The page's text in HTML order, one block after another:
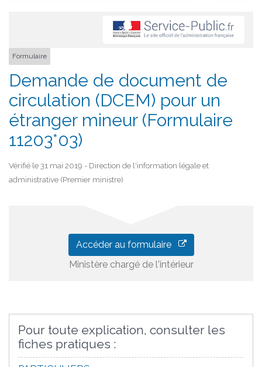
Formulaire
Demande de document de
circulation (DCEM) pour un
étranger mineur (Formulaire
11203*03)
Vérifié le 31 mai 2019 - Direction de l'information légale et
administrative (Premier ministre)
Accéder au formulaire
Ministère chargé de l'intérieur
Pour toute explication, consulter les
fiches pratiques :